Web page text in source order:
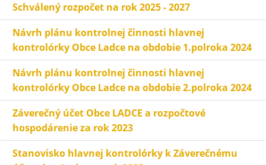
Schválený rozpočet na rok 2025 - 2027
Návrh plánu kontrolnej činnosti hlavnej
kontrolórky Obce Ladce na obdobie 1.polroka 2024
Návrh plánu kontrolnej činnosti hlavnej
kontrolórky Obce Ladce na obdobie 2.polroka 2024
Záverečný účet Obce LADCE a rozpočtové
hospodárenie za rok 2023
Stanovisko hlavnej kontrolórky k Záverečnému